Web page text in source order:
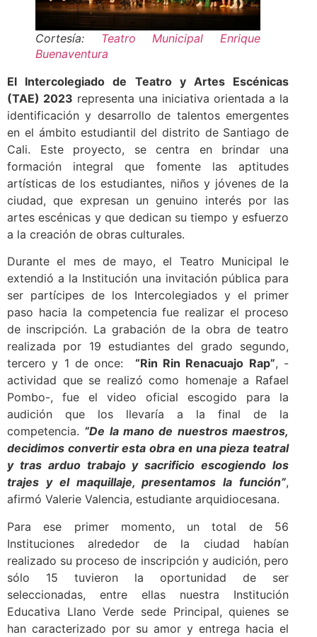
Cortesía: Teatro Municipal Enrique
Buenaventura
El Intercolegiado de Teatro y Artes Escénicas
(TAE) 2023 representa una iniciativa orientada a la
identificación y desarrollo de talentos emergentes
en el ámbito estudiantil del distrito de Santiago de
Cali. Este proyecto, se centra en brindar una
formación integral que fomente las aptitudes
artísticas de los estudiantes, niños y jóvenes de la
ciudad, que expresan un genuino interés por las
artes escénicas y que dedican su tiempo y esfuerzo
a la creación de obras culturales.
Durante el mes de mayo, el Teatro Municipal le
extendió a la Institución una invitación pública para
ser partícipes de los Intercolegiados y el primer
paso hacia la competencia fue realizar el proceso
de inscripción. La grabación de la obra de teatro
realizada por 19 estudiantes del grado segundo,
tercero y 1 de once: “Rin Rin Renacuajo Rap”, -
actividad que se realizó como homenaje a Rafael
Pombo-, fue el video oficial escogido para la
audición que los llevaría a la final de la
competencia. “De la mano de nuestros maestros,
decidimos convertir esta obra en una pieza teatral
y tras arduo trabajo y sacrificio escogiendo los
trajes y el maquillaje, presentamos la función”,
afirmó Valerie Valencia, estudiante arquidiocesana.
Para ese primer momento, un total de 56
Instituciones alrededor de la ciudad habían
realizado su proceso de inscripción y audición, pero
sólo 15 tuvieron la oportunidad de ser
seleccionadas, entre ellas nuestra Institución
Educativa Llano Verde sede Principal, quienes se
han caracterizado por su amor y entrega hacia el